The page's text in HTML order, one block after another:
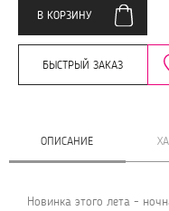
В КОРЗИНУ
БЫСТРЫЙ ЗАКАЗ
ОПИСАНИЕ
Новинка этого лета -